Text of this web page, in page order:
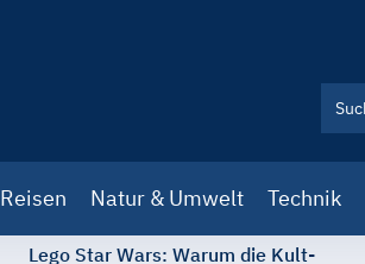
Reisen Natur & Umwelt Technik
Lego Star Wars: Warum die Kult-